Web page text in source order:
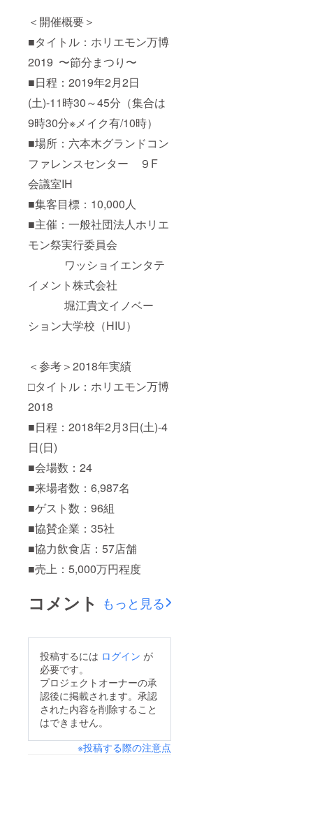
＜開催概要＞
■タイトル：ホリエモン万博
2019 〜節分まつり〜
■日程：2019年2月2日
(土)-11時30～45分（集合は
9時30分※メイク有/10時）
■場所：六本木グランドコン
ファレンスセンター ９F
会議室IH
■集客目標：10,000人
■主催：一般社団法人ホリエ
モン祭実行委員会
ワッショイエンタテ
イメント株式会社
堀江貴文イノベー
ション大学校（HIU）
＜参考＞2018年実績
□タイトル：ホリエモン万博
2018
■日程：2018年2月3日(土)-4
日(日)
■会場数：24
■来場者数：6,987名
■ゲスト数：96組
■協賛企業：35社
■協力飲食店：57店舗
■売上：5,000万円程度
コメント もっと見る
投稿するには ログイン が
必要です。
プロジェクトオーナーの承
認後に掲載されます。承認
された内容を削除すること
はできません。
※投稿する際の注意点